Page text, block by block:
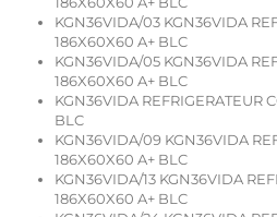
KGN36VIDA/03 KGN36VIDA
186X60X60 A+ BLC
KGN36VIDA/05 KGN36VIDA
186X60X60 A+ BLC
KGN36VIDA REFRIGERATEUR
BLC
KGN36VIDA/09 KGN36VIDA
186X60X60 A+ BLC
KGN36VIDA/13 KGN36VIDA
186X60X60 A+ BLC